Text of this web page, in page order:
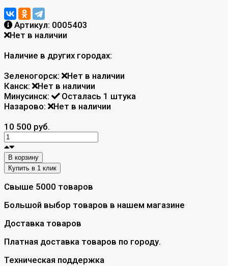
Артикул: 0005403
Нет в наличии
Наличие в других городах:
Зеленогорск:
Нет в наличии
Канск:
Нет в наличии
Минусинск:
Осталась 1 штука
Назарово:
Нет в наличии
10 500 руб.
В корзину
Свыше 5000 товаров
Большой выбор товаров в нашем магазине
Доставка товаров
Платная доставка товаров по городу.
Техническая поддержка